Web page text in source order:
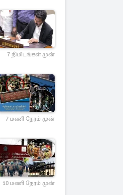
7 நிமிடங்கள் முன்
7 மணி நேரம் முன்
10 மணி நேரம் முன்